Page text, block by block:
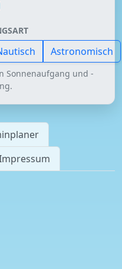
Astronomisch
Sonnenaufgang und -